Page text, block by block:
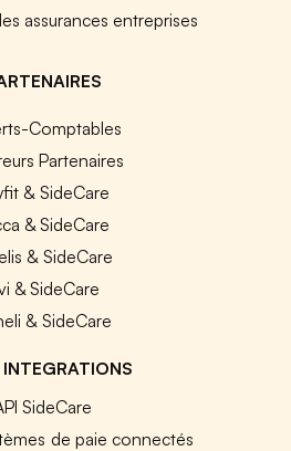
assurances entreprises
Comptables
Partenaires
& SideCare
& SideCare
& SideCare
& SideCare
& SideCare
SideCare
de paie connectés